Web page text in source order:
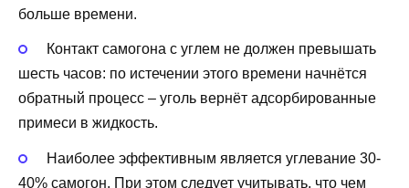
больше времени.
Контакт самогона с углем не должен превышать
шесть часов: по истечении этого времени начнётся
обратный процесс – уголь вернёт адсорбированные
примеси в жидкость.
Наиболее эффективным является углевание 30-
40% самогон. При этом следует учитывать, что чем